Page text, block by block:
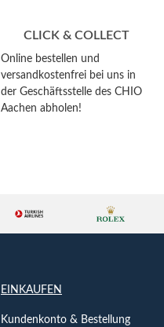
CLICK & COLLECT
Online bestellen und
versandkostenfrei bei uns in
der Geschäftsstelle des CHIO
Aachen abholen!
EINKAUFEN
Kundenkonto & Bestellung